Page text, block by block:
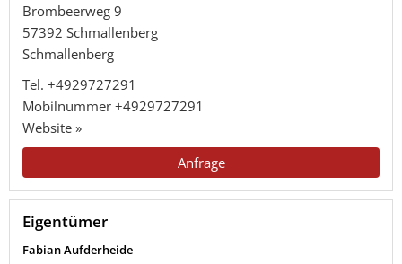
Brombeerweg 9
57392 Schmallenberg
Schmallenberg
Tel. +4929727291
Mobilnummer +4929727291
Website »
Anfrage
Eigentümer
Fabian Aufderheide